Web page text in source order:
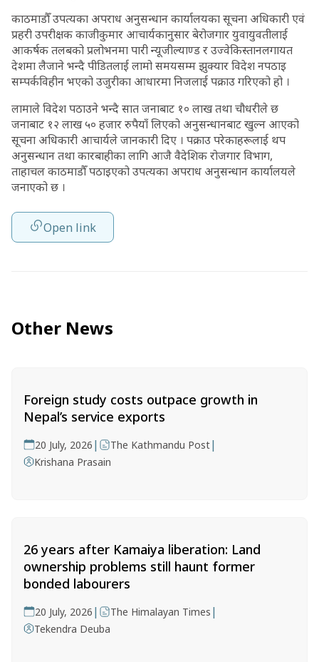
काठमाडौँ उपत्यका अपराध अनुसन्धान कार्यालयका सूचना अधिकारी एवं
प्रहरी उपरीक्षक काजीकुमार आचार्यकानुसार बेरोजगार युवायुवतीलाई
आकर्षक तलबको प्रलोभनमा पारी न्यूजील्याण्ड र उज्वेकिस्तानलगायत
देशमा लैजाने भन्दै पीडितलाई लामो समयसम्म झुक्यार विदेश नपठाइ
सम्पर्कविहीन भएको उजुरीका आधारमा निजलाई पक्राउ गरिएको हो ।
लामाले विदेश पठाउने भन्दै सात जनाबाट १० लाख तथा चौधरीले छ
जनाबाट १२ लाख ५० हजार रुपैयाँ लिएको अनुसन्धानबाट खुल्न आएको
सूचना अधिकारी आचार्यले जानकारी दिए । पक्राउ परेकाहरूलाई थप
अनुसन्धान तथा कारबाहीका लागि आजै वैदेशिक रोजगार विभाग,
ताहाचल काठमाडौँ पठाइएको उपत्यका अपराध अनुसन्धान कार्यालयले
जनाएको छ ।
Open link
Other News
Foreign study costs outpace growth in
Nepal’s service exports
20 July, 2026 | The Kathmandu Post|
Krishana Prasain
26 years after Kamaiya liberation: Land
ownership problems still haunt former
bonded labourers
20 July, 2026 | The Himalayan Times |
Tekendra Deuba